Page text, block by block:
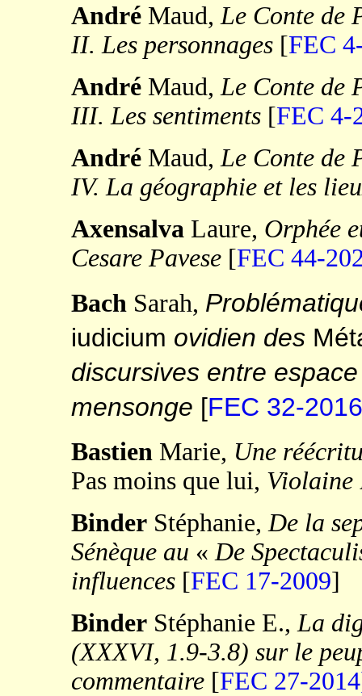
André Maud, Le Conte de
II. Les personnages [FEC
André Maud,Le Conte de
III. Les sentiments [FEC 4-
André Maud,Le Conte de
IV. La géographie et les
Axensalva Laure, Orphée
Cesare Pavese [FEC 44-
Bach Sarah,
iudicium ovidien des
discursives entre
mensonge [FEC 32-2016
Bastien Marie, Une
Pas moins que lui, Violaine
Binder Stéphanie,De la
Sénèque au « De
influences [FEC 17-2009]
Binder Stéphanie E.,La
(XXXVI, 1.9-3.8) sur le
commentaire [FEC 27-